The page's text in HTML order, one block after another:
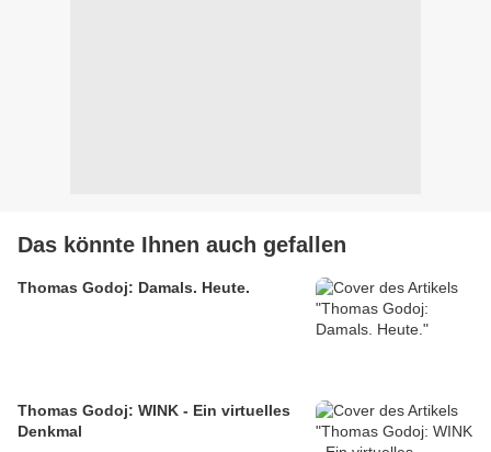
Das könnte Ihnen auch gefallen
Thomas Godoj: Damals. Heute.
Thomas Godoj: WINK - Ein virtuelles
Denkmal